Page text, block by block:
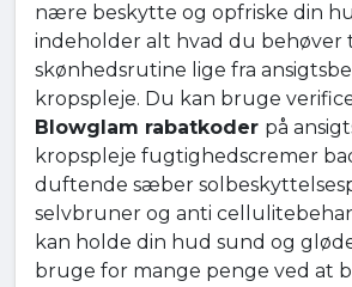
nære beskytte og opfriske din
indeholder alt hvad du behøver
skønhedsrutine lige fra
kropspleje. Du kan bruge
Blowglam rabatkoder på
kropspleje fugtighedscremer
duftende sæber
selvbruner og anti
kan holde din hud sund og
bruge for mange penge ved at